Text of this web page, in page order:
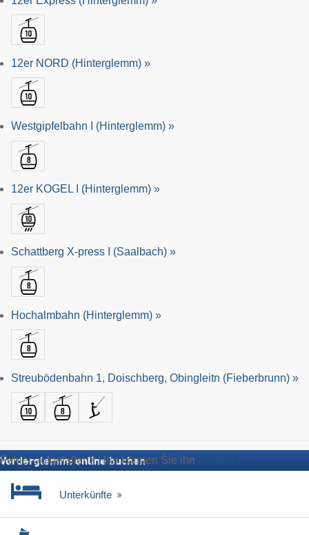
12er NORD (Hinterglemm) »
Westgipfelbahn I (Hinterglemm) »
12er KOGEL I (Hinterglemm) »
Schattberg X-press I (Saalbach) »
Hochalmbahn (Hinterglemm) »
Streubödenbahn 1, Doischberg, Obingleitn (Fieberbrunn) »
Fehler aufgefallen? Hier können Sie ihn
Vorderglemm: online buchen
Unterkünfte